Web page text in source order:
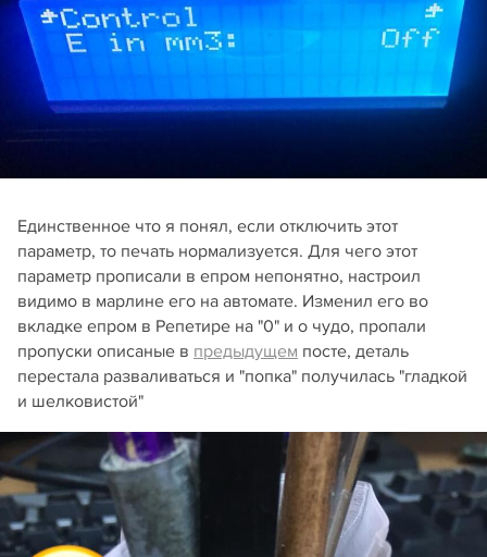
Единственное что я понял, если отключить этот
параметр, то печать нормализуется. Для чего этот
параметр прописали в епром непонятно, настроил
видимо в марлине его на автомате. Изменил его во
вкладке епром в Репетире на "0" и о чудо, пропали
пропуски описаные в предыдущем посте, деталь
перестала разваливаться и "попка" получилась "гладкой
и шелковистой"